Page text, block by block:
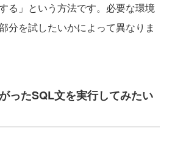
る」という方法です。必要な環境
分を試したいかによって異なりま
ったSQL文を実行してみたい